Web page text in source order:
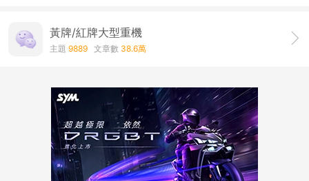
黃牌/紅牌大型重機
主題 9889 文章數 38.6萬